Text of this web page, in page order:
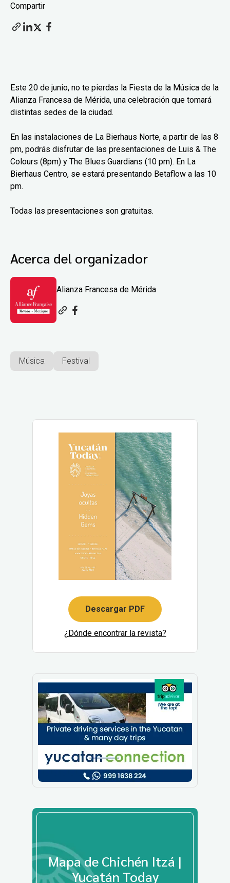
Compartir
Este 20 de junio, no te pierdas la Fiesta de la Música de la
Alianza Francesa de Mérida, una celebración que tomará
distintas sedes de la ciudad.
En las instalaciones de La Bierhaus Norte, a partir de las 8
pm, podrás disfrutar de las presentaciones de Luis & The
Colours (8pm) y The Blues Guardians (10 pm). En La
Bierhaus Centro, se estará presentando Betaflow a las 10
pm.
Todas las presentaciones son gratuitas.
Acerca del organizador
Alianza Francesa de Mérida
Música Festival
Descargar PDF
¿Dónde encontrar la revista?
Mapa de Chichén Itzá |
Yucatán Today